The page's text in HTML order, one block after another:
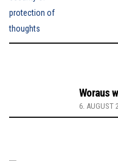
Woraus
6. AUGUST